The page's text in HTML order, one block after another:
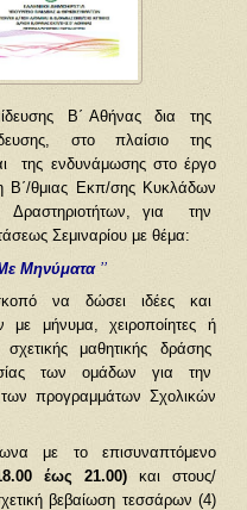
Β΄ Αθήνας δια της
στο πλαίσιο της
της ενδυνάμωσης στο έργο
Β΄/θμιας Εκπ/σης Κυκλάδων
για την
Σεμιναρίου με θέμα:
Μηνύματα’’
να δώσει ιδέες και
μήνυμα, χειροποίητες ή
μαθητικής δράσης
των ομάδων για την
προγραμμάτων Σχολικών
με το επισυναπτόμενο
έως 21.00) και στους/
βεβαίωση τεσσάρων (4)